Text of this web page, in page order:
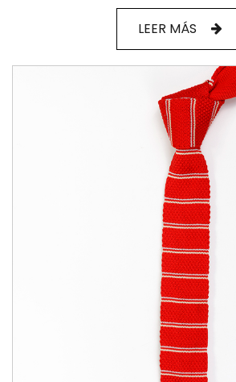
LEER MÁS